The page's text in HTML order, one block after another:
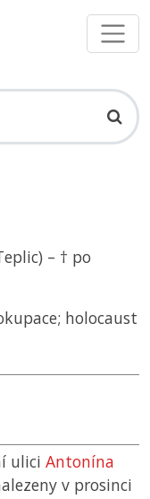
– † po
holocaust
ulici Antonína
v prosinci